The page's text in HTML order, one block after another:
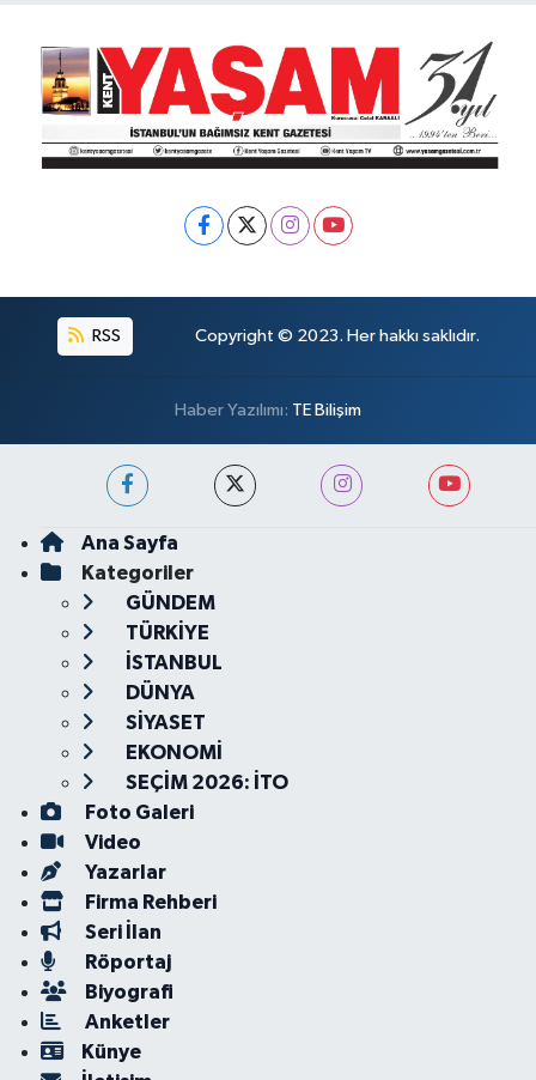
RSS Copyright © 2023. Her hakkı saklıdır.
Haber Yazılımı: TE Bilişim
Ana Sayfa
Kategoriler
GÜNDEM
TÜRKİYE
İSTANBUL
DÜNYA
SİYASET
EKONOMİ
SEÇİM 2026: İTO
Foto Galeri
Video
Yazarlar
Firma Rehberi
Seri İlan
Röportaj
Biyografi
Anketler
Künye